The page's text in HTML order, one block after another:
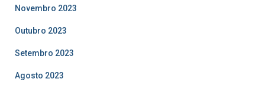
Novembro 2023
Outubro 2023
Setembro 2023
Agosto 2023